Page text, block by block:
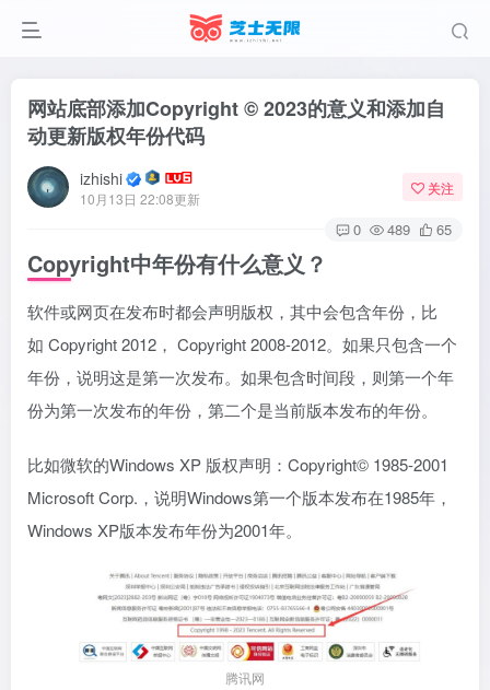
网站底部添加Copyright © 2023的意义和添加自
动更新版权年份代码
izhishi
10月13日 22:08更新
关注
0 489 65
Copyright中年份有什么意义？
软件或网页在发布时都会声明版权，其中会包含年份，比
如 Copyright 2012， Copyright 2008-2012。如果只包含一个
年份，说明这是第一次发布。如果包含时间段，则第一个年
份为第一次发布的年份，第二个是当前版本发布的年份。
比如微软的Windows XP 版权声明：Copyright© 1985-2001
Microsoft Corp.，说明Windows第一个版本发布在1985年，
Windows XP版本发布年份为2001年。
腾讯网